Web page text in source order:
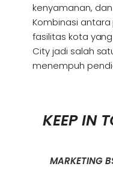
kenyamanan,
Kombinasi
fasilitas kota
City jadi salah
menempuh
KEEP IN
MARKETING